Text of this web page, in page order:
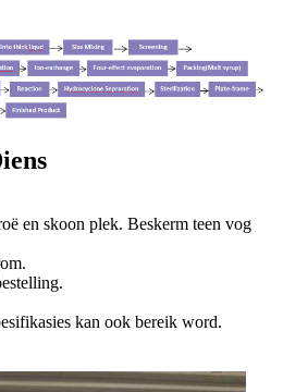
en skoon plek. Beskerm teen vog
kan ook bereik word.